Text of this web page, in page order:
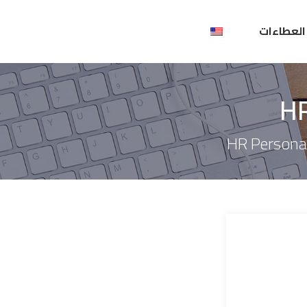
العطاءات
HR